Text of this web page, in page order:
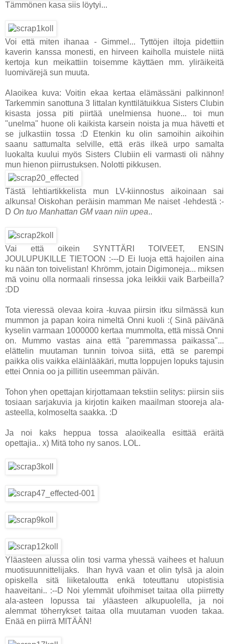
Tämmönen kasa siis löytyi...
Voi että miten ihanaa - Gimmel... Tyttöjen iltoja pidettiin
kaverin kanssa monesti, en hirveen kaiholla muistele niitä
kertoja kun meikattiin toisemme käyttäen mm. yliräikeitä
luomivärejä sun muuta.
Alaoikea kuva: Voitin ekaa kertaa elämässäni palkinnon!
Tarkemmin sanottuna 3 Iittalan kynttilätuikkua Sisters Clubin
kisasta jossa piti piirtää unelmiensa huone... toi mun
"unelma" huone oli kaikista karsein noista ja mua hävetti et
se julkastiin tossa :D Etenkin ku olin samoihin aikoihin
saanu sattumalta selville, että eräs ilkeä urpo samalta
luokalta kuului myös Sisters Clubiin eli varmasti oli nähny
mun hienon piirrustuksen. Nolotti pikkusen.
Tästä lehtiartikkelista mun LV-kiinnostus aikoinaan sai
alkunsa! Oiskohan peräisin mamman Me naiset -lehdestä :-
D On tuo Manhattan GM vaan niin upea..
Vai että oikein SYNTTÄRI TOIVEET, ENSIN
JOULUPUKILLE TIETOON :---D Ei luoja että hajoilen aina
ku nään ton toivelistan! Khrömm, jotain Digimoneja... miksen
mä voinu olla normaali rinsessa joka leikkii vaik Barbeilla?
:DD
Tota vieressä olevaa koira -kuvaa piirsin itku silmässä kun
mummon ja papan koira nimeltä Onni kuoli :( Sinä päivänä
kyselin varmaan 1000000 kertaa mummolta, että missä Onni
on. Mummo vastas aina että "paremmassa paikassa"...
elättelin muutaman tunnin toivoa siitä, että se parempi
paikka olis vaikka eläinlääkäri, mutta loppujen lopuks tajusin
ettei Onnia oo ja pillitin useemman päivän.
Tohon yhen opettajan kirjottamaan tekstiin selitys: piirsin siis
tosiaan sarjakuvia ja kirjotin kaiken maailman stooreja ala-
asteella, kolmoselta saakka. :D
Ja noi kaks heppua tossa alaoikealla esittää eräitä
opettajia.. x) Mitä toho ny sanos. LOL.
Yläasteen alussa olin tosi varma yhessä vaihees et haluun
muotisuunnittelijaks. Ihan hyvä vaan et olin tylsä ja aloin
opiskella sitä liiketaloutta enkä toteuttanu utopistisia
haaveitani.. :--D Noi ylemmät ufoihmiset taitaa olla piirretty
ala-asteen lopussa tai yläasteen alkupuolella, ja noi
alemmat töherrykset taitaa olla muutaman vuoden takaa.
Enää en piirrä MITÄÄN!